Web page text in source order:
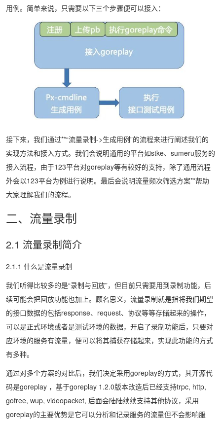
用例。简单来说，只需要以下三个步骤便可以接入：
接下来，我们通过**“流量录制->生成用例”的流程来进行阐述我们的
实现方法和接入方式。我们会说明通用的平台如stke、sumeru服务的
接入流程，由于123平台对goreplay等有较好的支持，除了通用流程
外会以123平台为例进行说明。最后会说明流量频次筛选方案**帮助
大家理解我们的流程。
二、流量录制
2.1 流量录制简介
2.1.1 什么是流量录制
我们听得比较多的是“录制与回放”，但目前只需要用到录制功能，后
续可能会把回放功能也加上。顾名思义，流量录制就是指将我们期望
的接口数据的包括response、request、协议等等存储起来的操作，
可以是正式环境或者是测试环境的数据，开启了录制功能后，只要对
应环境的服务有流量，便可以将其捕获存储起来，实现此功能的方式
有多种。
通过对多个方案的对比后，我们决定采用goreplay的方式，其开源代
码是goreplay ，基于goreplay 1.2.0版本改造后已经支持trpc, http,
gofree, wup, videopacket, 后面会陆陆续续支持其他协议，采用
goreplay的主要优势是它可以分析和记录服务的流量但不会影响服